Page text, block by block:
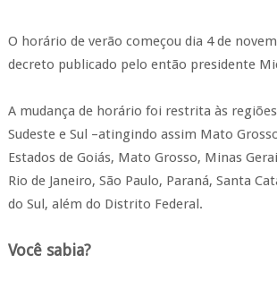
O horário de verão começou dia 4 de
decreto publicado pelo então presidente
A mudança de horário foi restrita às
Sudeste e Sul –atingindo assim Mato
Estados de Goiás, Mato Grosso, Minas
Rio de Janeiro, São Paulo, Paraná, Santa
do Sul, além do Distrito Federal.
Você sabia?